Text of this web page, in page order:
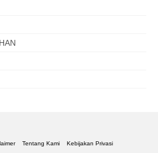
Tentang Kami Kebijakan Privasi